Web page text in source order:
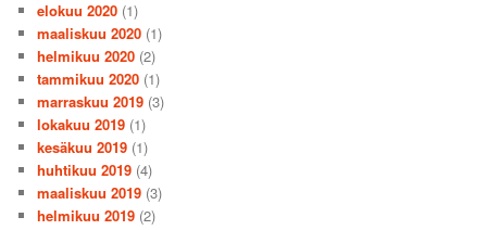
elokuu 2020 (1)
maaliskuu 2020 (1)
helmikuu 2020 (2)
tammikuu 2020 (1)
marraskuu 2019 (3)
lokakuu 2019 (1)
kesäkuu 2019 (1)
huhtikuu 2019 (4)
maaliskuu 2019 (3)
helmikuu 2019 (2)